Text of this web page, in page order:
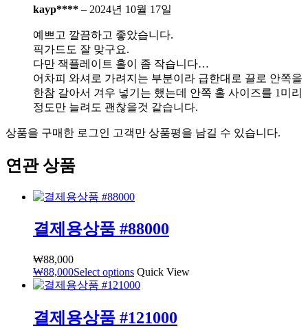
kayp**** – 2024년 10월 17일
예쁘고 깔끔하고 좋았습니다.
픽가드도 잘 맞구요.
다만 잭플레이트 홀이 좀 작습니다…
어차피 와셔로 가려지는 부분이라 급한대로 끌로 안쪽을
한참 갈아서 겨우 넣기는 했는데 안쪽 홀 사이즈를 1미리
정도만 늘려도 괜찮을것 같습니다.
상품을 구매한 로그인 고객만 상품평을 남길 수 있습니다.
연관 상품
결제용상품 #88000
₩88,000
₩88,000Select options Quick View
결제용상품 #121000